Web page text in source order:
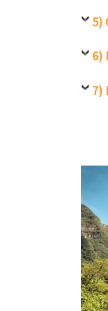
5)
6)
7)